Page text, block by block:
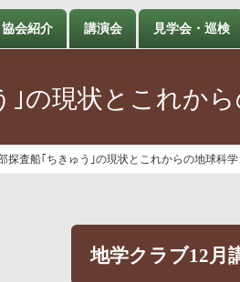
協会紹介 講演会 見学会・巡検
｣の現状とこれか
探査船｢ちきゅう｣の現状とこれからの地球科
地学クラブ12月